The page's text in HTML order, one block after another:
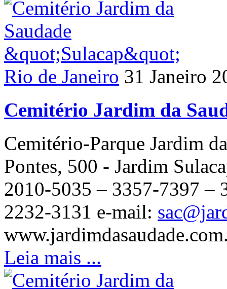
Rio de Janeiro 31 Janeiro
Cemitério Jardim da
Cemitério-Parque Jardim
Pontes, 500 - Jardim
2010-5035 – 3357-7397 –
2232-3131 e-mail:
Leia mais ...